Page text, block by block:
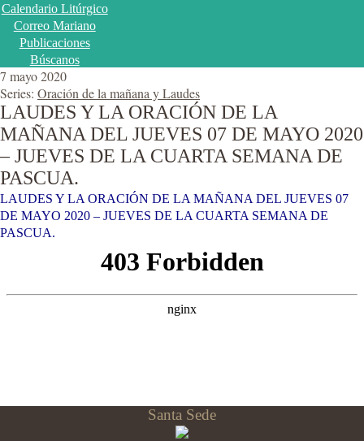
Calendario Litúrgico
Correo Mariano
Publicaciones
Búscanos
7 mayo 2020
Series: Oración de la mañana y Laudes
LAUDES Y LA ORACIÓN DE LA
MAÑANA DEL JUEVES 07 DE MAYO 2020
– JUEVES DE LA CUARTA SEMANA DE
PASCUA.
LAUDES Y LA ORACIÓN DE LA MAÑANA DEL JUEVES 07
DE MAYO 2020 – JUEVES DE LA CUARTA SEMANA DE
PASCUA.
Santa Sede